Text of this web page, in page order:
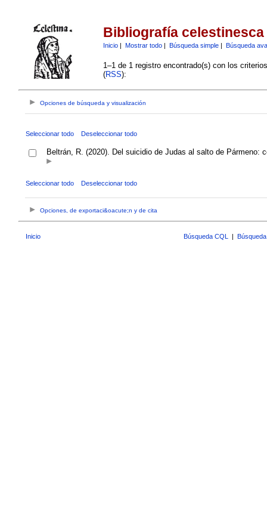
Bibliografía celestinesca
Inicio| Mostrar todo| Búsqueda simple| Búsqueda
1–1 de 1 registro encontrado(s) con los
(RSS):
Opciones de búsqueda y visualización
Seleccionar todo Deseleccionar todo
Beltrán, R. (2020). Del suicidio de Judas al salto de
Seleccionar todo Deseleccionar todo
Opciones, de exportaci&oacute;n y de cita
Inicio Búsqueda CQL |